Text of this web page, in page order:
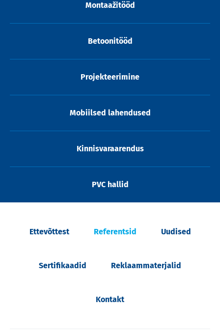
Montaažitööd
Betoonitööd
Projekteerimine
Mobiilsed lahendused
Kinnisvaraarendus
PVC hallid
Ettevõttest Referentsid Uudised
Sertifikaadid Reklaammaterjalid
Kontakt